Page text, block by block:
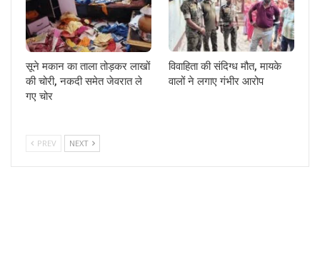
सूने मकान का ताला तोड़कर लाखों
की चोरी, नकदी समेत जेवरात ले
गए चोर
विवाहिता की संदिग्ध मौत, मायके
वालों ने लगाए गंभीर आरोप
PREV NEXT